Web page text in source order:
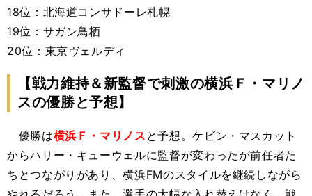
18位：北海道コンサドーレ札幌
19位：サガン鳥栖
20位：東京ヴェルディ
【戦力維持＆新監督で刺激の横浜Ｆ・マリノ
スの優勝と予想】
優勝は横浜Ｆ・マリノス と予想。ケビン・マスカット
からハリー・キューウェルに監督が変わったが前任者た
ちとつながりがあり、横浜FMのスタイルを継続しながら